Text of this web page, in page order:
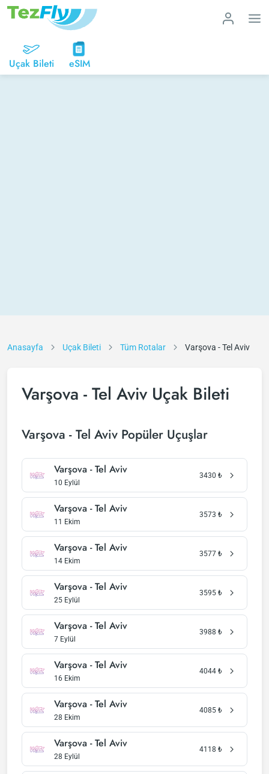
Uçak Bileti eSIM
Anasayfa Uçak Bileti Tüm Rotalar Varşova - Tel Aviv
Varşova - Tel Aviv Uçak Bileti
Varşova - Tel Aviv Popüler Uçuşlar
Varşova - Tel Aviv
10 Eylül
3430 ₺
Varşova - Tel Aviv
11 Ekim
3573 ₺
Varşova - Tel Aviv
14 Ekim
3577 ₺
Varşova - Tel Aviv
25 Eylül
3595 ₺
Varşova - Tel Aviv
7 Eylül
3988 ₺
Varşova - Tel Aviv
16 Ekim
4044 ₺
Varşova - Tel Aviv
28 Ekim
4085 ₺
Varşova - Tel Aviv
28 Eylül
4118 ₺